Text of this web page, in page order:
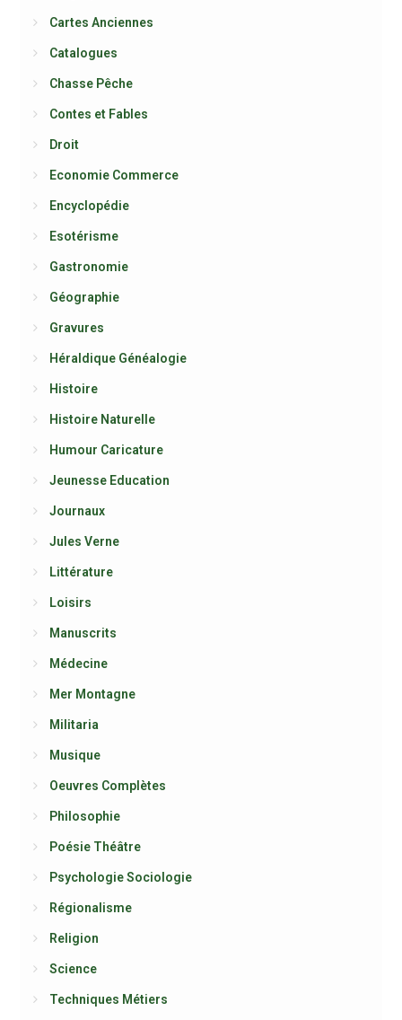
Cartes Anciennes
Catalogues
Chasse Pêche
Contes et Fables
Droit
Economie Commerce
Encyclopédie
Esotérisme
Gastronomie
Géographie
Gravures
Héraldique Généalogie
Histoire
Histoire Naturelle
Humour Caricature
Jeunesse Education
Journaux
Jules Verne
Littérature
Loisirs
Manuscrits
Médecine
Mer Montagne
Militaria
Musique
Oeuvres Complètes
Philosophie
Poésie Théâtre
Psychologie Sociologie
Régionalisme
Religion
Science
Techniques Métiers